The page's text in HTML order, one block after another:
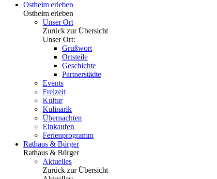
Ostheim erleben
Ostheim erleben
Unser Ort
Zurück zur Übersicht
Unser Ort:
Grußwort
Ortsteile
Geschichte
Partnerstädte
Events
Freizeit
Kultur
Kulinarik
Übernachten
Einkaufen
Ferienprogramm
Rathaus & Bürger
Rathaus & Bürger
Aktuelles
Zurück zur Übersicht